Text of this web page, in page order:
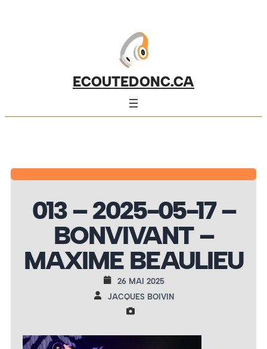
ECOUTEDONC.CA
013 – 2025-05-17 –
BONVIVANT –
MAXIME BEAULIEU
26 MAI 2025
JACQUES BOIVIN